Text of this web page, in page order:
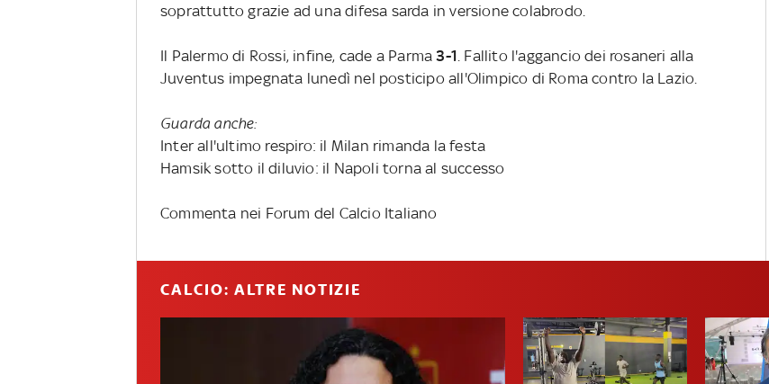
soprattutto grazie ad una difesa sarda in versione colabrodo.
Il Palermo di Rossi, infine, cade a Parma3-1 . Fallito l'aggancio dei rosaneri alla
Juventus impegnata lunedì nel posticipo all'Olimpico di Roma contro la Lazio.
Guarda anche:
Inter all'ultimo respiro: il Milan rimanda la festa
Hamsik sotto il diluvio: il Napoli torna al successo
Commenta nei Forum del Calcio Italiano
CALCIO: ALTRE NOTIZIE